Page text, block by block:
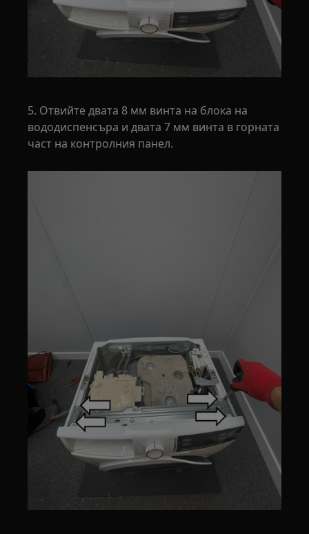
5. Отвийте двата 8 мм винта на блока на
вододиспенсъра и двата 7 мм винта в горната
част на контролния панел.